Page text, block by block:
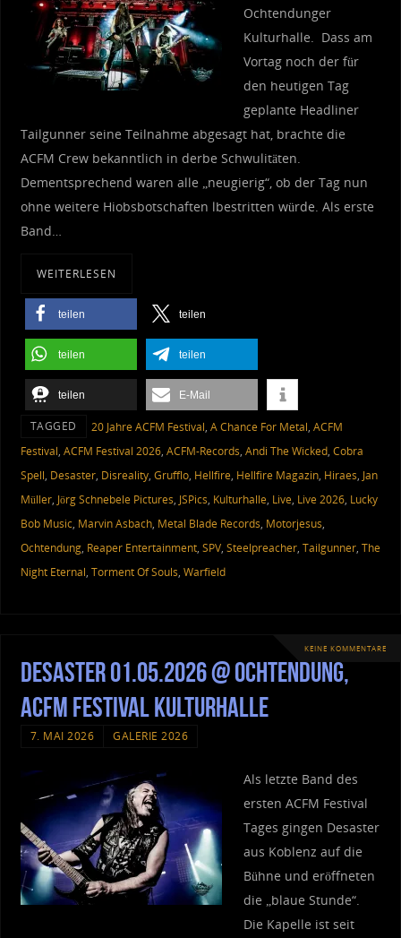
Ochtendunger
Kulturhalle. Dass am
Vortag noch der für
den heutigen Tag
geplante Headliner
Tailgunner seine Teilnahme abgesagt hat, brachte die
ACFM Crew bekanntlich in derbe Schwulitäten.
Dementsprechend waren alle „neugierig“, ob der Tag nun
ohne weitere Hiobsbotschaften lbestritten würde. Als erste
Band…
WEITERLESEN
teilen teilen
teilen teilen
teilen E-Mail
TAGGED 20 Jahre ACFM Festival, A Chance For Metal, ACFM
Festival, ACFM Festival 2026, ACFM-Records, Andi The Wicked, Cobra
Spell, Desaster, Disreality, Grufflo, Hellfire, Hellfire Magazin, Hiraes, Jan
Müller, Jörg Schnebele Pictures, JSPics, Kulturhalle, Live, Live 2026, Lucky
Bob Music, Marvin Asbach, Metal Blade Records, Motorjesus,
Ochtendung, Reaper Entertainment, SPV, Steelpreacher, Tailgunner, The
Night Eternal, Torment Of Souls, Warfield
KEINE KOMMENTARE
Desaster 01.05.2026 @ Ochtendung,
ACFM Festival Kulturhalle
7. MAI 2026 GALERIE 2026
Als letzte Band des
ersten ACFM Festival
Tages gingen Desaster
aus Koblenz auf die
Bühne und eröffneten
die „blaue Stunde“.
Die Kapelle ist seit